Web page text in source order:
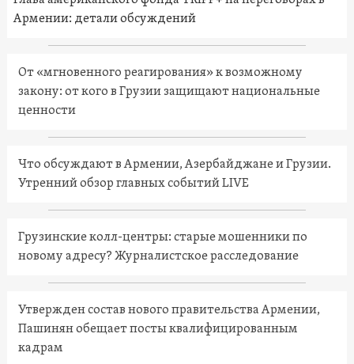
Армении: детали обсуждений
От «мгновенного реагирования» к возможному
закону: от кого в Грузии защищают национальные
ценности
Что обсуждают в Армении, Азербайджане и Грузии.
Утренний обзор главных событий LIVE
Грузинские колл-центры: старые мошенники по
новому адресу? Журналистское расследование
Утвержден состав нового правительства Армении,
Пашинян обещает посты квалифицированным
кадрам